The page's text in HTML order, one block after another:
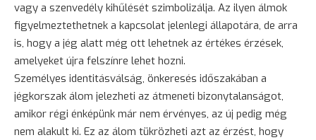
vagy a szenvedély kihűlését szimbolizálja. Az ilyen álmok
figyelmeztethetnek a kapcsolat jelenlegi állapotára, de arra
is, hogy a jég alatt még ott lehetnek az értékes érzések,
amelyeket újra felszínre lehet hozni.
Személyes identitásválság, önkeresés időszakában a
jégkorszak álom jelezheti az átmeneti bizonytalanságot,
amikor régi énképünk már nem érvényes, az új pedig még
nem alakult ki. Ez az álom tükrözheti azt az érzést, hogy